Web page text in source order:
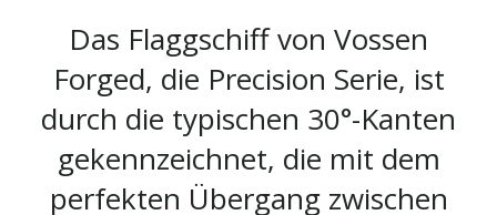
Das Flaggschiff von Vossen
Forged, die Precision Serie, ist
durch die typischen 30°-Kanten
gekennzeichnet, die mit dem
perfekten Übergang zwischen